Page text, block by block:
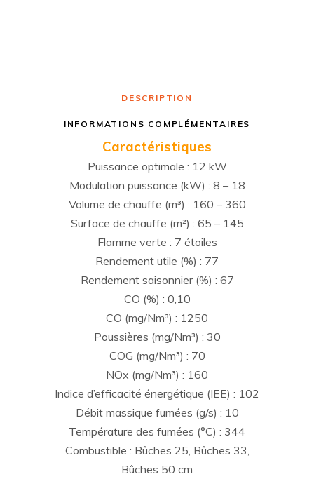
DESCRIPTION
INFORMATIONS COMPLÉMENTAIRES
Caractéristiques
Puissance optimale : 12 kW
Modulation puissance (kW) : 8 – 18
Volume de chauffe (m³) : 160 – 360
Surface de chauffe (m²) : 65 – 145
Flamme verte : 7 étoiles
Rendement utile (%) : 77
Rendement saisonnier (%) : 67
CO (%) : 0,10
CO (mg/Nm³) : 1250
Poussières (mg/Nm³) : 30
COG (mg/Nm³) : 70
NOx (mg/Nm³) : 160
Indice d’efficacité énergétique (IEE) : 102
Débit massique fumées (g/s) : 10
Température des fumées (°C) : 344
Combustible : Bûches 25, Bûches 33,
Bûches 50 cm